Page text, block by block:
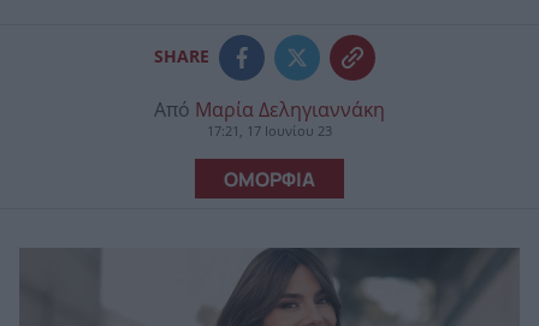
SHARE
Από Μαρία Δεληγιαννάκη
17:21, 17 Ιουνίου 23
ΟΜΟΡΦΙΑ